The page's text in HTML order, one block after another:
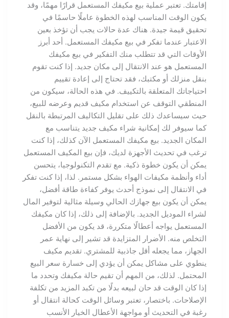
إقامتك. تعتبر عملية بيع مكيفك المستعمل قرارًا مهمًا، وقد
يكون الوقت المناسب لهذه الخطوة عاملًا حاسمًا في
تحقيق قيمة جيدة. هناك عدة حالات يجب أن تؤخذ بعين
الاعتبار عندما تفكر في بيع مكيفك المستعمل. أحد أبرز
الأوقات التي قد تتطلب منك التفكير في بيع مكيفك
المستعمل هو عند الانتقال إلى مكان جديد. إذا كنت تقوم
بنقل منزلك أو مكتبك، فقد تحتاج إلى إعادة تقييم
احتياجاتك المتعلقة بالتكييف. في هذه الحالة، سيكون من
المنطقي التوقف عن استخدام مكيف قديم وعرضه للبيع،
حيث سيساعدك ذلك على تقليل التكاليف المرتبطة بالنقل
كما سيوفر لك إمكانية شراء مكيف جديد يتناسب مع
المكان الجديد. بيع مكيفك المستعمل الآن كذلك، إذا كنت
ترغب في تحديث الأجهزة لديك، فإن بيع المكيف المستعمل
يمكن أن يكون خطوة ذكية. مع تقدم التكنولوجيا، يتحسن
أداء وأنظمة مكيفات الهواء بشكل مستمر. لذا، إذا كنت تفكر
في الانتقال إلى نموذج أحدث يوفر كفاءة طاقة أفضل،
يمكن أن يكون بيع جهازك الحالي وسيلة مثالية لتوفير المال
لشراء الموديل الجديد. بالإضافة إلى ذلك، إذا كان مكيفك
المستعمل يواجه أعطالًا متكررة، قد يكون من الأفضل
التخلص منه. الأضرار المتزايدة قد تشير إلى نهاية عمر
الجهاز، مما يجعله أقل جاذبية للمشتري. تقديم مكيف
ينطوي على مشاكل يمكن أن يؤدي إلى خسارة سعر البيع
المحتمل. لذلك، من المهم أن تقيم حالة مكيفك وتحدد ما
إذا كان الوقت قد حان لبيعه بدلًا من تكبد المزيد من تكلفة
الإصلاحات. باختصار، تعتبر وسائل الوقت كحالة انتقال أو
رغبة في التحديث أو مواجهة الأعطال الخيار الأنسب